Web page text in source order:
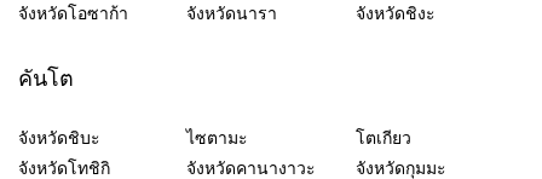
จังหวัดโอซาก้า
จังหวัดนารา จังหวัดชิงะ
คันโต
จังหวัดชิบะ ไซตามะ
โตเกียว
จังหวัดโทชิกิ
จังหวัดคานางาวะ
จังหวัดกุมมะ